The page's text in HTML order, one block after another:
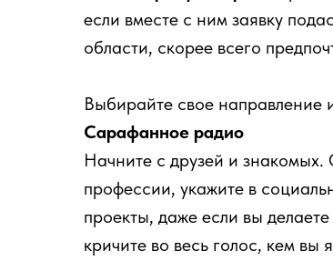
если вместе с ним заявку
области, скорее всего
Выбирайте свое направление
Сарафанное радио
Начните с друзей и
профессии, укажите в
проекты, даже если вы
кричите во весь голос, кем вы